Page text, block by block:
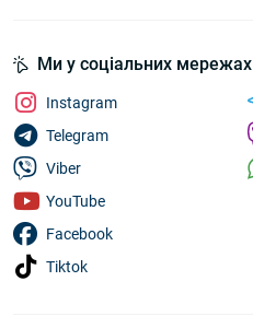
Ми у соціальних мережах
Instagram
Telegram
Viber
YouTube
Facebook
Tiktok